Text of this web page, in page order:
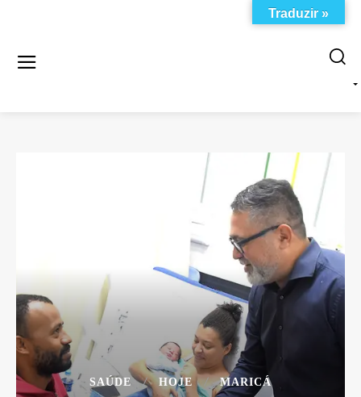
SAÚDE HOJE MARICÁ
Traduzir »